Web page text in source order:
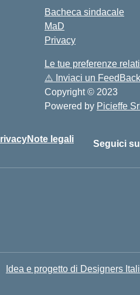
Bacheca sindacale
MaD
Privacy
Le tue preferenze
⚠️ Inviaci un FeedBack
Copyright © 2023
Powered by Picieffe Srl
Note legali Seguici
Idea e progetto di Designers